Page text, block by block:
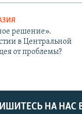
решение».
в Центральной
от проблемы?
НА НАС